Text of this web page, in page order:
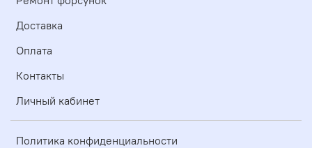
Доставка
Оплата
Контакты
Личный кабинет
Политика конфиденциальности